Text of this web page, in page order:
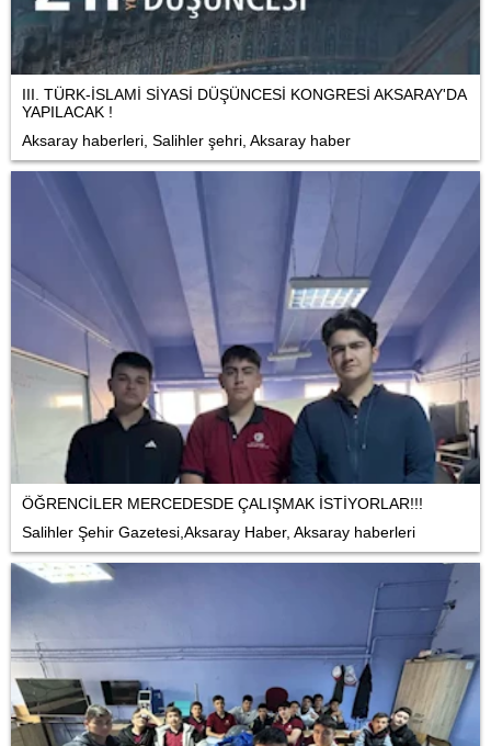
III. TÜRK-İSLAMİ SİYASİ DÜŞÜNCESİ KONGRESİ AKSARAY'DA
YAPILACAK !
Aksaray haberleri, Salihler şehri, Aksaray haber
ÖĞRENCİLER MERCEDESDE ÇALIŞMAK İSTİYORLAR!!!
Salihler Şehir Gazetesi,Aksaray Haber, Aksaray haberleri